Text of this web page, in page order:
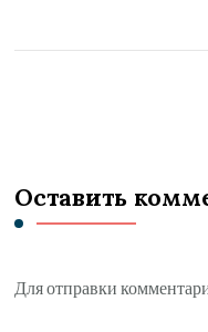
Оставить
Для отправки